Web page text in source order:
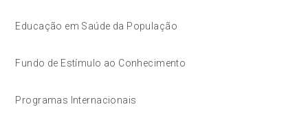
Educação em Saúde da População
Fundo de Estímulo ao Conhecimento
Programas Internacionais